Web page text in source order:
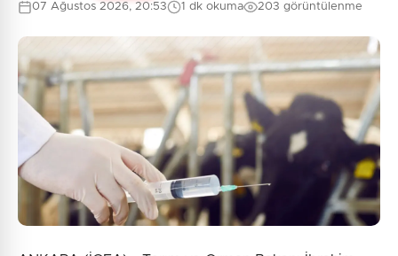
3 + 4 = ?
Gönder
07 Ağustos 2026, 20:53 1 dk okuma 203 görüntülenme